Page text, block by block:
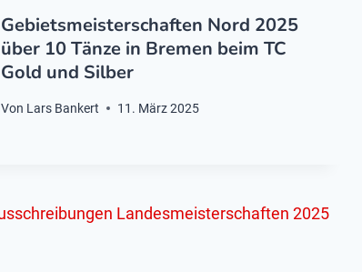
Gebietsmeisterschaften Nord 2025
über 10 Tänze in Bremen beim TC
Gold und Silber
Von Lars Bankert 11. März 2025